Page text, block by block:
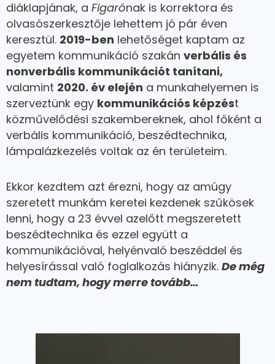
diáklapjának, a Figarónak is korrektora és
olvasószerkesztője lehettem jó pár éven
keresztül. 2019-ben lehetőséget kaptam az
egyetem kommunikáció szakán verbális és
nonverbális kommunikációt tanítani,
valamint 2020. év elején a munkahelyemen is
szerveztünk egy kommunikációs képzést
közművelődési szakembereknek, ahol főként a
verbális kommunikáció, beszédtechnika,
lámpalázkezelés voltak az én területeim.
Ekkor kezdtem azt érezni, hogy az amúgy
szeretett munkám keretei kezdenek szűkösek
lenni, hogy a 23 évvel azelőtt megszeretett
beszédtechnika és ezzel együtt a
kommunikációval, helyénvaló beszéddel és
helyesírással való foglalkozás hiányzik. De még
nem tudtam, hogy merre tovább…